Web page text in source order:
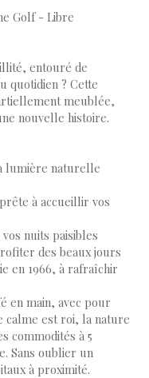
Golf - Libre
entouré de
quotidien ? Cette
meublée,
nouvelle histoire.
lumière naturelle
à accueillir vos
nuits paisibles
des beaux jours
en 1966, à rafraîchir
en main, avec pour
calme est roi, la nature
commodités à 5
Sans oublier un
à proximité.